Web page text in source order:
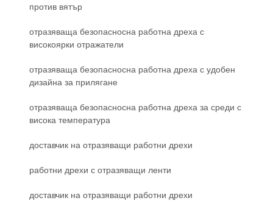
против вятър
отразяваща безопасносна работна дреха с
високоярки отражатели
отразяваща безопасносна работна дреха с удобен
дизайна за прилягане
отразяваща безопасносна работна дреха за среди с
висока температура
доставчик на отразяващи работни дрехи
работни дрехи с отразяващи ленти
доставчик на отразяващи работни дрехи